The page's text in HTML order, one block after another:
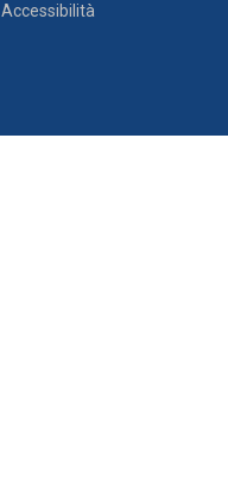
Accessibilità